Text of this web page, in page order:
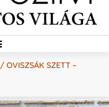
/ OVISZSÁK SZETT –